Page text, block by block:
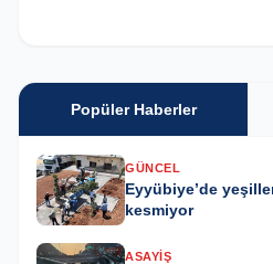
Popüler Haberler
GÜNCEL
Eyyübiye’de
kesmiyor
ASAYIŞ